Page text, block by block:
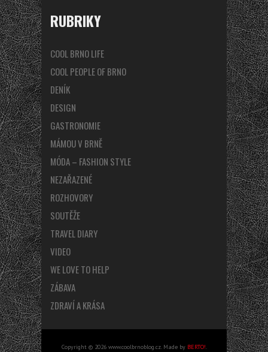
RUBRIKY
COOL BRNO LIFE
COOL PEOPLE OF BRNO
DENÍK
DESIGN
GASTRONOMIE
MÁMOU V BRNĚ
MÓDA – FASHION STYLE
NEZAŘAZENÉ
ROZHOVORY
SOUTĚŽE
TRAVEL DIARY
VIDEO
WE LOVE TO HELP
ZÁBAVA
ZDRAVÍ A KRÁSA
Copyright © 2026 www.coolbrnoblog.cz. Made by BERTO!.